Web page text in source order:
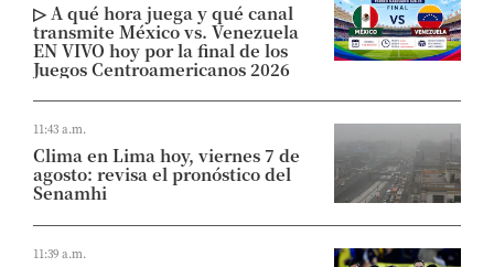
▷ A qué hora juega y qué canal
transmite México vs. Venezuela
EN VIVO hoy por la final de los
Juegos Centroamericanos 2026
11:43 a.m.
Clima en Lima hoy, viernes 7 de
agosto: revisa el pronóstico del
Senamhi
11:39 a.m.